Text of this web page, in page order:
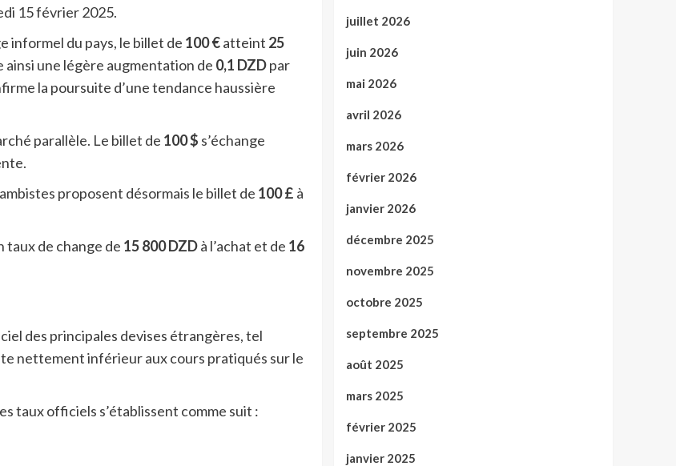
15 février 2025.
informel du pays, le billet de 100 €atteint 25
ainsi une légère augmentation de 0,1 DZDpar
la poursuite d’une tendance haussière
parallèle. Le billet de 100 $ s’échange
proposent désormais le billet de 100 £ à
taux de change de 15 800 DZDà l’achat et de 16
des principales devises étrangères, tel
nettement inférieur aux cours pratiqués sur le
taux officiels s’établissent comme suit :
juillet 2026
juin 2026
mai 2026
avril 2026
mars 2026
février 2026
janvier 2026
décembre 2025
novembre 2025
octobre 2025
septembre 2025
août 2025
mars 2025
février 2025
janvier 2025